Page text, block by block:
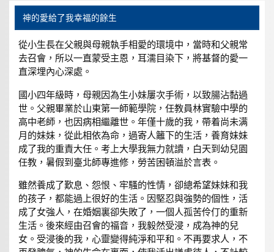
神的愛給了我幸福的餘生
從小生長在父親與母親執手相愛的環境中，當時和父親常
去召會，所以一直蒙受主恩，耳濡目染下，將基督的愛一
直深埋內心深處。
國小四年級時，母親因為生小妹屢次手術，以致腸沾黏過
世。父親畢業於山東第一師範學院，任教員林實驗中學的
高中老師，也因病相繼離世。年僅十歲的我，帶着尚未满
月的妹妹，從此相依為命，過寄人籬下的生活，養育妹妹
成了我的重責大任。考上大學我無力就讀，白天到幼兒園
任教，暑假到臺北師專進修，勞苦困頓溢於言表。
雖然養成了歎息、怨恨、牢騷的性情，卻總希望妹妹和我
的孩子，都能過上很好的生活。因堅忍與強勢的個性，活
成了女強人，在婚姻裏卻失敗了，一個人孤苦伶仃的重新
生活。後來經由召會的福音，我毅然受浸，成為神的兒
女。受浸後的我，心靈變得純淨和平和。不再要求人，不